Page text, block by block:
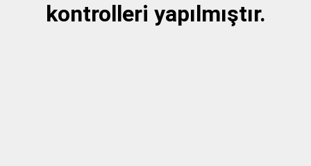
kontrolleri yapılmıştır.